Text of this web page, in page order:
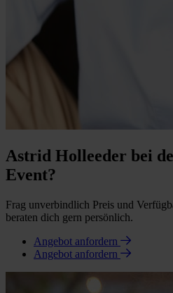
Astrid Holleeder bei
Event?
Frag unverbindlich Preis und
beraten dich gern persönlich.
Angebot anfordern
Angebot anfordern